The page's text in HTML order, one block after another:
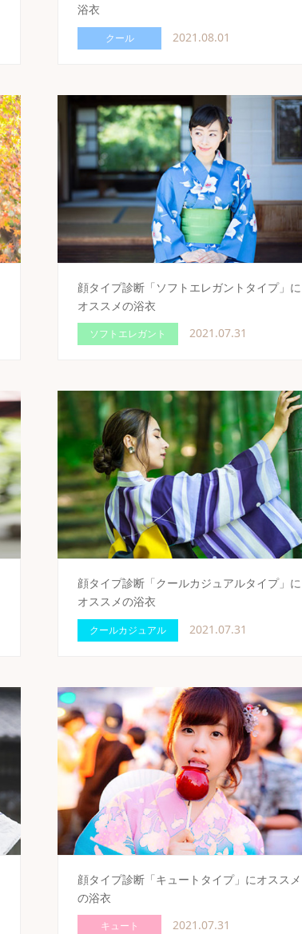
浴衣
クール 2021.08.01
顔タイプ診断「ソフトエレガントタイプ」に
オススメの浴衣
ソフトエレガント 2021.07.31
顔タイプ診断「クールカジュアルタイプ」に
オススメの浴衣
クールカジュアル 2021.07.31
顔タイプ診断「キュートタイプ」にオススメ
の浴衣
キュート 2021.07.31